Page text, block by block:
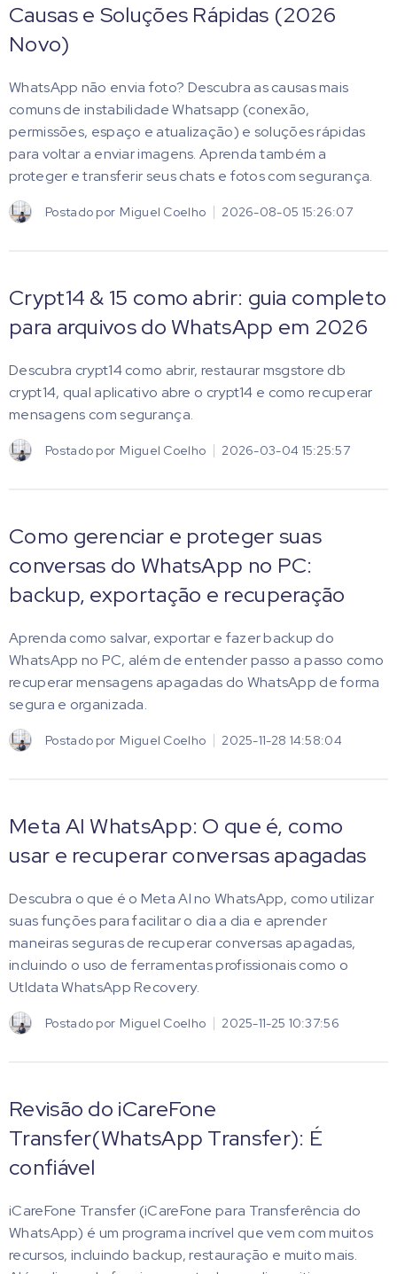
Causas e Soluções Rápidas (2026
Novo)
WhatsApp não envia foto? Descubra as causas mais
comuns de instabilidade Whatsapp (conexão,
permissões, espaço e atualização) e soluções rápidas
para voltar a enviar imagens. Aprenda também a
proteger e transferir seus chats e fotos com segurança.
Postado por Miguel Coelho 2026-08-05 15:26:07
Crypt14 & 15 como abrir: guia completo
para arquivos do WhatsApp em 2026
Descubra crypt14 como abrir, restaurar msgstore db
crypt14, qual aplicativo abre o crypt14 e como recuperar
mensagens com segurança.
Postado por Miguel Coelho 2026-03-04 15:25:57
Como gerenciar e proteger suas
conversas do WhatsApp no PC:
backup, exportação e recuperação
Aprenda como salvar, exportar e fazer backup do
WhatsApp no PC, além de entender passo a passo como
recuperar mensagens apagadas do WhatsApp de forma
segura e organizada.
Postado por Miguel Coelho 2025-11-28 14:58:04
Meta AI WhatsApp: O que é, como
usar e recuperar conversas apagadas
Descubra o que é o Meta AI no WhatsApp, como utilizar
suas funções para facilitar o dia a dia e aprender
maneiras seguras de recuperar conversas apagadas,
incluindo o uso de ferramentas profissionais como o
Utldata WhatsApp Recovery.
Postado por Miguel Coelho 2025-11-25 10:37:56
Revisão do iCareFone
Transfer(WhatsApp Transfer): É
confiável
iCareFone Transfer (iCareFone para Transferência do
WhatsApp) é um programa incrível que vem com muitos
recursos, incluindo backup, restauração e muito mais.